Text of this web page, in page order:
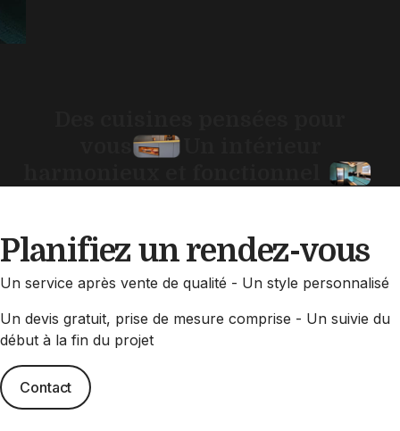
Planifiez un rendez-vous
Un service après vente de qualité - Un style personnalisé
Un devis gratuit, prise de mesure comprise - Un suivie du
début à la fin du projet
Contact